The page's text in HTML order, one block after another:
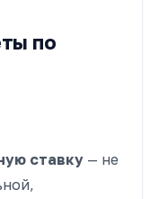
по
ставку — не